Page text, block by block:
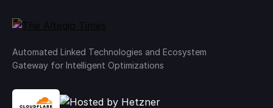
Automated Linked Technologies and Ecosystem
Gateway for Intelligent Optimizations